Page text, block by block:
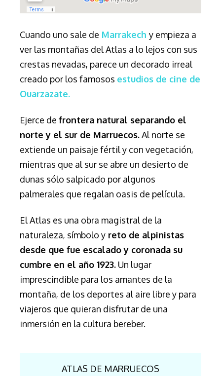
Cuando uno sale de Marrakech y empieza a
ver las montañas del Atlas a lo lejos con sus
crestas nevadas, parece un decorado irreal
creado por los famosos estudios de cine de
Ouarzazate.
Ejerce de frontera natural separando el
norte y el sur de Marruecos.Al norte se
extiende un paisaje fértil y con vegetación,
mientras que al sur se abre un desierto de
dunas sólo salpicado por algunos
palmerales que regalan oasis de película.
El Atlas es una obra magistral de la
naturaleza, símbolo y reto de alpinistas
desde que fue escalado y coronada su
cumbre en el año 1923. Un lugar
imprescindible para los amantes de la
montaña, de los deportes al aire libre y para
viajeros que quieran disfrutar de una
inmersión en la cultura bereber.
ATLAS DE MARRUECOS